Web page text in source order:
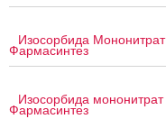
Изосорбида Мононитрат
Фармасинтез
Изосорбида мононитрат
Фармасинтез